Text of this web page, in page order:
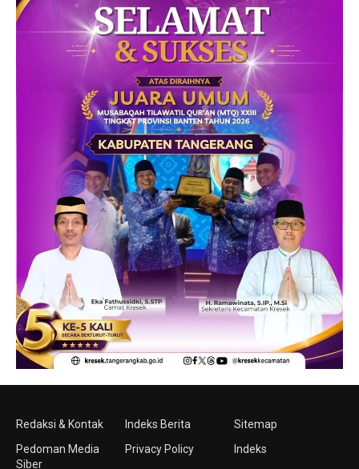
Redaksi & Kontak
Pedoman Media
Siber
Indeks Berita
Privacy Policy
Sitemap
Indeks